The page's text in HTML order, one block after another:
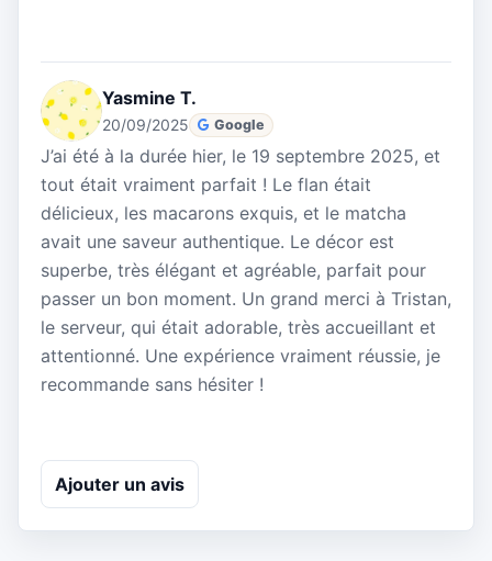
Yasmine T.
20/09/2025 Google
J’ai été à la durée hier, le 19 septembre 2025, et
tout était vraiment parfait ! Le flan était
délicieux, les macarons exquis, et le matcha
avait une saveur authentique. Le décor est
superbe, très élégant et agréable, parfait pour
passer un bon moment. Un grand merci à Tristan,
le serveur, qui était adorable, très accueillant et
attentionné. Une expérience vraiment réussie, je
recommande sans hésiter !
Ajouter un avis